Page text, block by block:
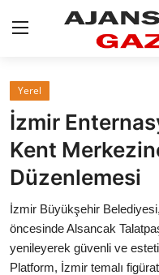
Eskişehir Siyaset
Siyaset
Türkiye Gündemi
Yerel
İzmir
Kent
Düzenlemesi
İzmir Büyükşehir
öncesinde Alsancak
yenileyerek güvenli ve
Platform, İzmir temalı